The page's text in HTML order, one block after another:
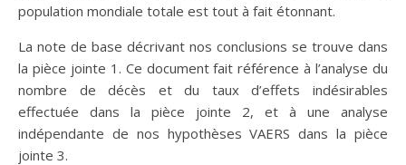
population mondiale totale est tout à fait étonnant.
La note de base décrivant nos conclusions se trouve dans
la pièce jointe 1. Ce document fait référence à l’analyse du
nombre de décès et du taux d’effets indésirables
effectuée dans la pièce jointe 2, et à une analyse
indépendante de nos hypothèses VAERS dans la pièce
jointe 3.